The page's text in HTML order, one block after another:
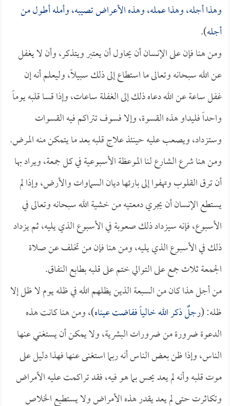
وهذا أجله، وهذا عمله، وهذه الأعراض تصيبه، وأمله أطول من
أجله).
ومن هنا فإن على الإنسان أن يحاول أن يعتبر ويتذكر، وأن لا يغفل
عن الله سبحانه وتعالى ما استطاع إلى ذلك سبيلاً، وليعلم أنه إن
غفل ساعة عن الله دعاه ذلك إلى الغفلة ساعات، وإذا قسا قلبه يوماً
واحداً فليداو هذه القسوة، وإلا فسوف تتراكم فيه القسوات
وستزداد، ويصعب عليه حينئذ علاج قلبه بعد ما يتمكن منه المرض.
ومن هنا شرع الشارع لنا الموعظة الأسبوعية في كل جمعة، ويراد بها
أن ترق القلوب وتهفوا إلى بارئها ديان السماوات والأرض، وإذا لم
يستطع الإنسان أن يجري دمعتيه من خشية الله سبحانه وتعالى في
الأسبوع، فإنه سيزداد ذلك صعوبة في الأسبوع الذي يليه، ثم يزداد
ذلك في الأسبوع الذي يليه، ومن هنا فإن من تخلف عن صلاة
الجمعة ثلاث جمع على التوالي ختم على قلبه بطابع النفاق.
من أجل هذا كان من السبعة الذين يظلهم الله في ظله يوم لا ظل إلا
ظله: (رجلٌ ذكر الله خالياً ففاضت عيناه)، ومن هنا كانت هذه
الدعوة ضرورة من ضرورات البشرية، ولا يمكن أن يستغني عنها
الناس، وإذا ظن بعض الناس أنه ربما استغنى عنها فهذا دليل على
موت قلبه وأنه لم يعد يحس بما هو فيه، فقد تراكمت عليه الأمراض
وتكاثرت حتى لم يعد يقدر هذه الأمراض ولا يستطيع الخلاص